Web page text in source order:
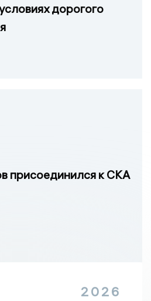
дорогого
присоединился к СКА
2026